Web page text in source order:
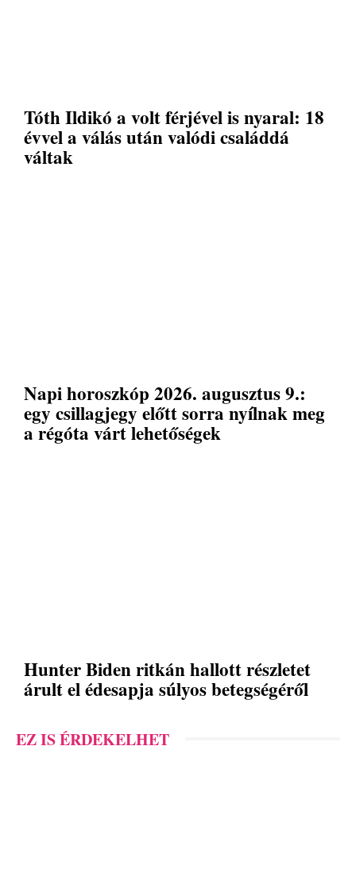
Tóth Ildikó a volt férjével is nyaral: 18
évvel a válás után valódi családdá
váltak
Napi horoszkóp 2026. augusztus 9.:
egy csillagjegy előtt sorra nyílnak meg
a régóta várt lehetőségek
Hunter Biden ritkán hallott részletet
árult el édesapja súlyos betegségéről
EZ IS ÉRDEKELHET